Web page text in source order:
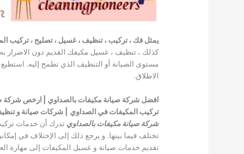
يمثل فك ، تركيب ، تنظيف ، غسيل ، تصليح ، تركيب
كذلك ، تنظيف ، غسيل مكيفك القديم دون الاضرار
مستوى الصيانة أو التنظيف الذي تطمح إليه.
الاطلاق.
افضل شركة صيانة مكيفات بالصداوي | ارخص شركة
تركيب المكيفات في الصداوي
| شركات صيانة و
شركة صيانة مكيفات بالصداوي تدرك أن خدمات
تختلف فيما بينها. و يرجع ذلك إلى الإختلاف في
تقديم خدمات صيانة و غسيل المكيفات إلى مهارة